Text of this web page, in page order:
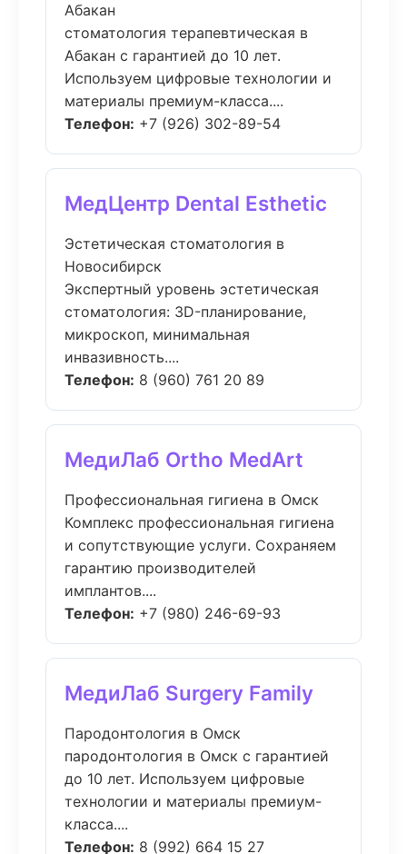
Абакан
стоматология терапевтическая в
Абакан с гарантией до 10 лет.
Используем цифровые технологии и
материалы премиум-класса....
Телефон: +7 (926) 302-89-54
МедЦентр Dental Esthetic
Эстетическая стоматология в
Новосибирск
Экспертный уровень эстетическая
стоматология: 3D-планирование,
микроскоп, минимальная
инвазивность....
Телефон: 8 (960) 761 20 89
МедиЛаб Ortho MedArt
Профессиональная гигиена в Омск
Комплекс профессиональная гигиена
и сопутствующие услуги. Сохраняем
гарантию производителей
имплантов....
Телефон: +7 (980) 246-69-93
МедиЛаб Surgery Family
Пародонтология в Омск
пародонтология в Омск с гарантией
до 10 лет. Используем цифровые
технологии и материалы премиум-
класса....
Телефон: 8 (992) 664 15 27